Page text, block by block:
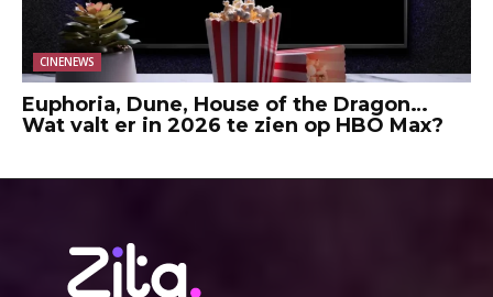
CINENEWS
Euphoria, Dune, House of the Dragon…
Wat valt er in 2026 te zien op HBO Max?